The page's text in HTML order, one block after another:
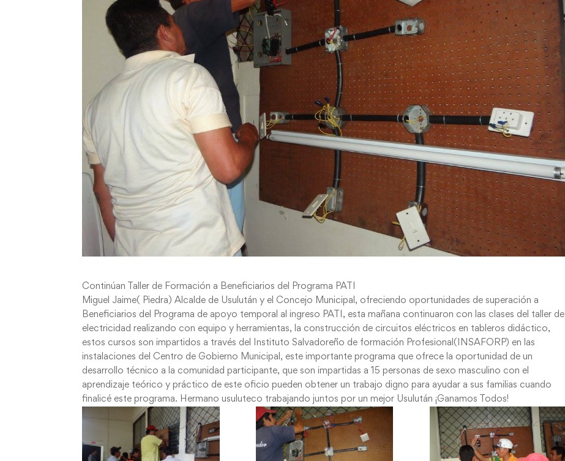
Continúan Taller de Formación a Beneficiarios del Programa PATI
Miguel Jaime( Piedra) Alcalde de Usulután y el Concejo Municipal, ofreciendo oportunidades de superación a
Beneficiarios del Programa de apoyo temporal al ingreso PATI, esta mañana continuaron con las clases del taller de
electricidad realizando con equipo y herramientas, la construcción de circuitos eléctricos en tableros didáctico,
estos cursos son impartidos a través del Instituto Salvadoreño de formación Profesional(INSAFORP) en las
instalaciones del Centro de Gobierno Municipal, este importante programa que ofrece la oportunidad de un
desarrollo técnico a la comunidad participante, que son impartidas a 15 personas de sexo masculino con el
aprendizaje teórico y práctico de este oficio pueden obtener un trabajo digno para ayudar a sus familias cuando
finalicé este programa. Hermano usuluteco trabajando juntos por un mejor Usulután ¡Ganamos Todos!